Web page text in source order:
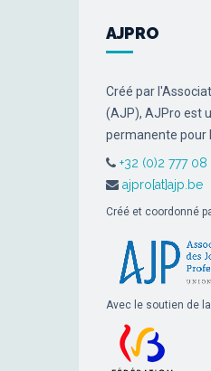
AJPRO
Créé par
(AJP), AJPro est
permanente pour
+32 (0)2 777 08
ajpro[at]ajp.be
Créé et coordonné
Avec le soutien de